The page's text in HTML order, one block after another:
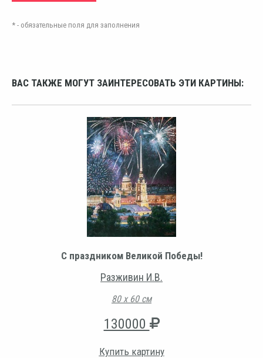
* - обязательные поля для заполнения
ВАС ТАКЖЕ МОГУТ ЗАИНТЕРЕСОВАТЬ ЭТИ КАРТИНЫ:
С праздником Великой Победы!
Разживин И.В.
80 х 60 см
130000
Купить картину